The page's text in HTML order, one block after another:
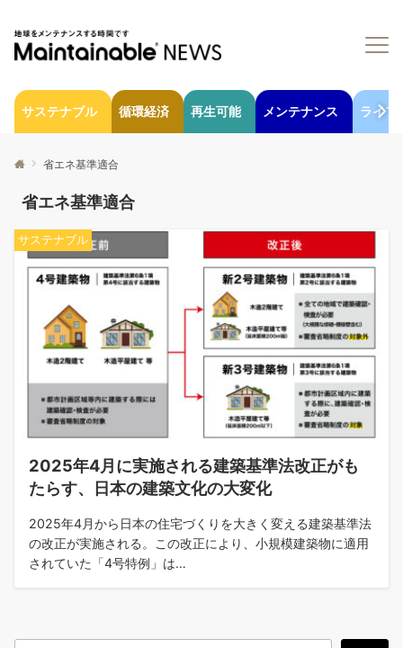
サステナブル 循環経済 再生可能 メンテナンス ライフ
省エネ基準適合
省エネ基準適合
サステナブル
2025年4月に実施される建築基準法改正がも
たらす、日本の建築文化の大変化
2025年4月から日本の住宅づくりを大きく変える建築基準法
の改正が実施される。この改正により、小規模建築物に適用
されていた「4号特例」は…